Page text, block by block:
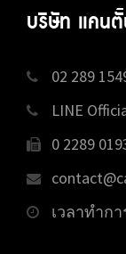
บริษัท แคน
02 289
LINE
0 2289
เวลาทำกา